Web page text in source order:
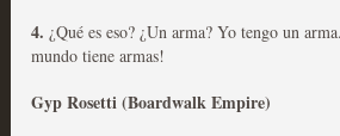
4. ¿Qué es eso? ¿Un arma? Yo tengo un
mundo tiene armas!
Gyp Rosetti (Boardwalk Empire)